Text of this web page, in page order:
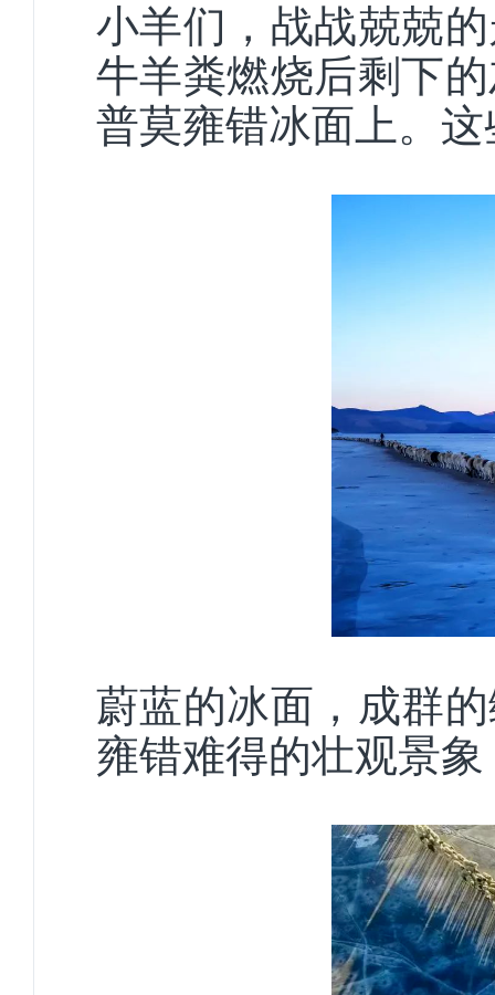
小羊们，战战兢兢
牛羊粪燃烧后剩下
普莫雍错冰面上。
蔚蓝的冰面，成群
雍错难得的壮观景